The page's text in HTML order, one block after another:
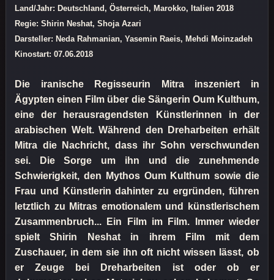
Land/Jahr: Deutschland, Österreich, Marokko, Italien 2018
Regie: Shirin Neshat, Shoja Azari
Darsteller: Neda Rahmanian, Yasemin Raeis, Mehdi Moinzadeh
Kinostart: 07.06.2018
Die iranische Regisseurin Mitra inszeniert in
Ägypten einen Film über die Sängerin Oum Kulthum,
eine der herausragendsten Künstlerinnen in der
arabischen Welt. Während den Dreharbeiten erhält
Mitra die Nachricht, dass ihr Sohn verschwunden
sei. Die Sorge um ihn und die zunehmende
Schwierigkeit, den Mythos Oum Kulthum sowie die
Frau und Künstlerin dahinter zu ergründen, führen
letztlich zu Mitras emotionalem und künstlerischem
Zusammenbruch... Ein Film im Film. Immer wieder
spielt Shirin Neshat in ihrem Film mit dem
Zuschauer, in dem sie ihn oft nicht wissen lässt, ob
er Zeuge bei Dreharbeiten ist oder ob er